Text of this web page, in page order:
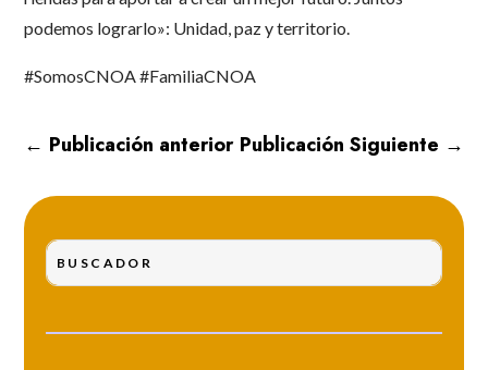
podemos lograrlo»: Unidad, paz y territorio.
#SomosCNOA #FamiliaCNOA
← Publicación anterior Publicación Siguiente →